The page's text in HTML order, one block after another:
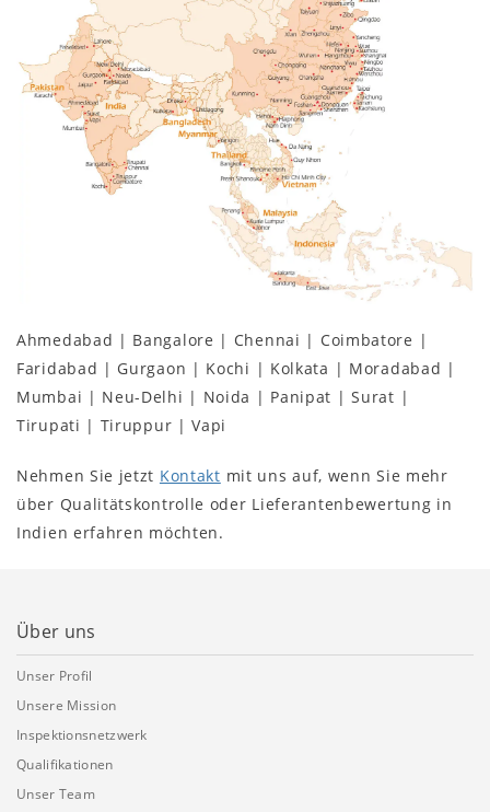
Ahmedabad | Bangalore | Chennai | Coimbatore |
Faridabad | Gurgaon | Kochi | Kolkata | Moradabad |
Mumbai | Neu-Delhi | Noida | Panipat | Surat |
Tirupati | Tiruppur | Vapi
Nehmen Sie jetzt Kontakt mit uns auf, wenn Sie mehr
über Qualitätskontrolle oder Lieferantenbewertung in
Indien erfahren möchten.
Über uns
Unser Profil
Unsere Mission
Inspektionsnetzwerk
Qualifikationen
Unser Team